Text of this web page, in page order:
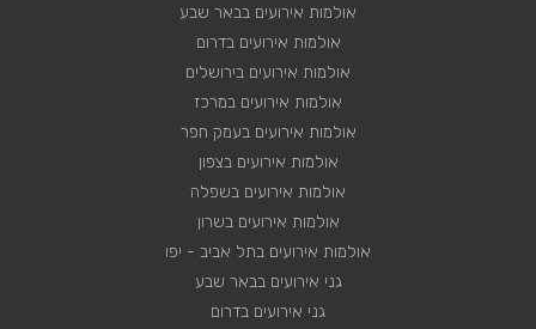
אולמות אירועים בבאר שבע
אולמות אירועים בדרום
אולמות אירועים בירושלים
אולמות אירועים במרכז
אולמות אירועים בעמק חפר
אולמות אירועים בצפון
אולמות אירועים בשפלה
אולמות אירועים בשרון
אולמות אירועים בתל אביב - יפו
גני אירועים בבאר שבע
גני אירועים בדרום